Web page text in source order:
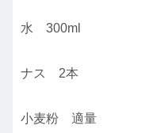
水 300ml
ナス 2本
小麦粉 適量